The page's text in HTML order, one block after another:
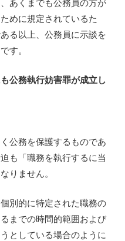
めに規定されているた
る以上、公務員に示談を
す。
公務執行妨害罪が成立し
公務を保護するものであ
も「職務を執行するに当
りません。
別的に特定された職務の
までの時間的範囲および
としている場合のように